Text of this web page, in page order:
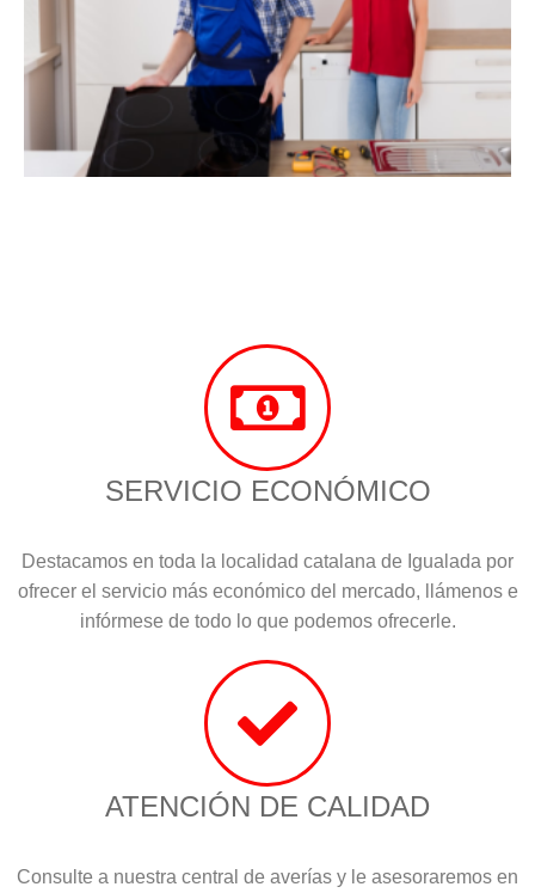
SERVICIO ECONÓMICO
Destacamos en toda la localidad catalana de Igualada por
ofrecer el servicio más económico del mercado, llámenos e
infórmese de todo lo que podemos ofrecerle.
ATENCIÓN DE CALIDAD
Consulte a nuestra central de averías y le asesoraremos en